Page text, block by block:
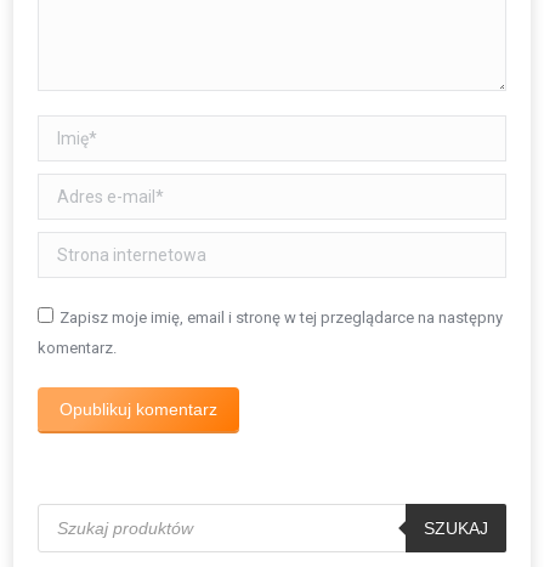
Imię *
Adres e-mail *
Strona internetowa
Zapisz moje imię, email i stronę w tej przeglądarce na następny
komentarz.
Opublikuj komentarz
Wyszukiwarka
produktów
SZUKAJ